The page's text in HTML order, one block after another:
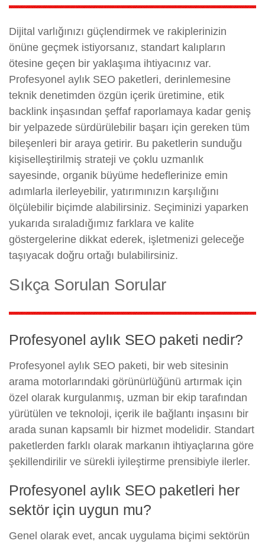
Dijital varlığınızı güçlendirmek ve rakiplerinizin
önüne geçmek istiyorsanız, standart kalıpların
ötesine geçen bir yaklaşıma ihtiyacınız var.
Profesyonel aylık SEO paketleri, derinlemesine
teknik denetimden özgün içerik üretimine, etik
backlink inşasından şeffaf raporlamaya kadar geniş
bir yelpazede sürdürülebilir başarı için gereken tüm
bileşenleri bir araya getirir. Bu paketlerin sunduğu
kişiselleştirilmiş strateji ve çoklu uzmanlık
sayesinde, organik büyüme hedeflerinize emin
adımlarla ilerleyebilir, yatırımınızın karşılığını
ölçülebilir biçimde alabilirsiniz. Seçiminizi yaparken
yukarıda sıraladığımız farklara ve kalite
göstergelerine dikkat ederek, işletmenizi geleceğe
taşıyacak doğru ortağı bulabilirsiniz.
Sıkça Sorulan Sorular
Profesyonel aylık SEO paketi nedir?
Profesyonel aylık SEO paketi, bir web sitesinin
arama motorlarındaki görünürlüğünü artırmak için
özel olarak kurgulanmış, uzman bir ekip tarafından
yürütülen ve teknoloji, içerik ile bağlantı inşasını bir
arada sunan kapsamlı bir hizmet modelidir. Standart
paketlerden farklı olarak markanın ihtiyaçlarına göre
şekillendirilir ve sürekli iyileştirme prensibiyle ilerler.
Profesyonel aylık SEO paketleri her
sektör için uygun mu?
Genel olarak evet, ancak uygulama biçimi sektörün